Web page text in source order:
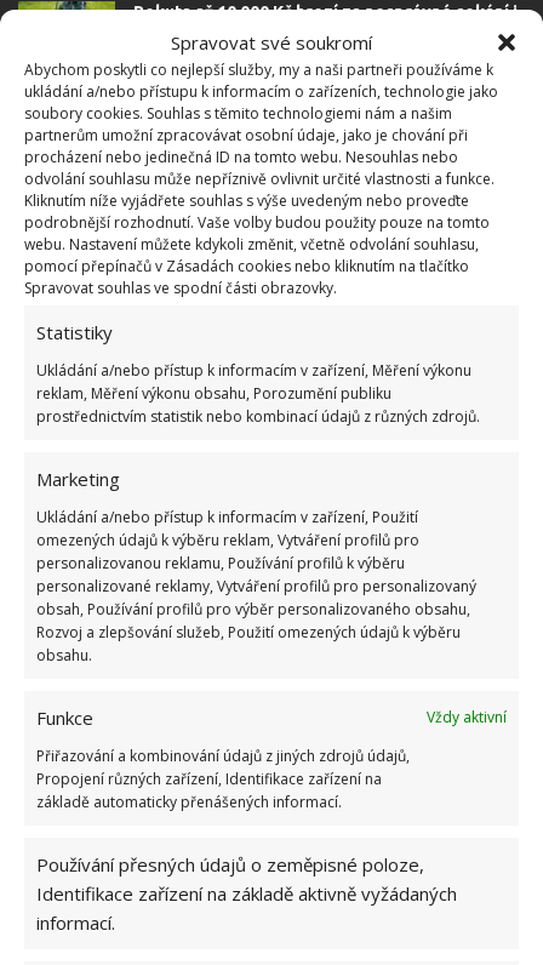
Spravovat své soukromí
Abychom poskytli co nejlepší služby, my a naši partneři používáme k
ukládání a/nebo přístupu k informacím o zařízeních, technologie jako
soubory cookies. Souhlas s těmito technologiemi nám a našim
partnerům umožní zpracovávat osobní údaje, jako je chování při
procházení nebo jedinečná ID na tomto webu. Nesouhlas nebo
odvolání souhlasu může nepříznivě ovlivnit určité vlastnosti a funkce.
Kliknutím níže vyjádřete souhlas s výše uvedeným nebo proveďte
podrobnější rozhodnutí. Vaše volby budou použity pouze na tomto
webu. Nastavení můžete kdykoli změnit, včetně odvolání souhlasu,
pomocí přepínačů v Zásadách cookies nebo kliknutím na tlačítko
Spravovat souhlas ve spodní části obrazovky.
Statistiky
Ukládání a/nebo přístup k informacím v zařízení, Měření výkonu
reklam, Měření výkonu obsahu, Porozumění publiku
prostřednictvím statistik nebo kombinací údajů z různých zdrojů.
Marketing
Ukládání a/nebo přístup k informacím v zařízení, Použití
omezených údajů k výběru reklam, Vytváření profilů pro
personalizovanou reklamu, Používání profilů k výběru
personalizované reklamy, Vytváření profilů pro personalizovaný
obsah, Používání profilů pro výběr personalizovaného obsahu,
Rozvoj a zlepšování služeb, Použití omezených údajů k výběru
obsahu.
Funkce
Vždy aktivní
Přiřazování a kombinování údajů z jiných zdrojů údajů,
Propojení různých zařízení, Identifikace zařízení na
základě automaticky přenášených informací.
Používání přesných údajů o zeměpisné poloze,
Identifikace zařízení na základě aktivně vyžádaných
informací.
Pokuta až 10 000 Kč hrozí za nesprávné sekání i
nesekání trávy. Záleží i na prostředku a lokaci
1.6.2026
Kvíz na téma pionýrské tábory za socialismu:
Kdo je zažil, bez problému získá 12 ze 12 bodů
12.5.2026
Test znalostí o každodenní realitě za
komunismu: 10 retro otázek ukáže, kdo má
dobrý přehled
Retro kvíz o oblíbených autech v dobách
socialismu: Tehdejší řidiči musí získat 10 z 10
ŽHAVÉ NOVINKY
otázek odhalí, kdo má minulý režim stále v živé
7.8.2026
silnice za socialismu: Pamětníci získají 10/10
bodů
7.8.2026